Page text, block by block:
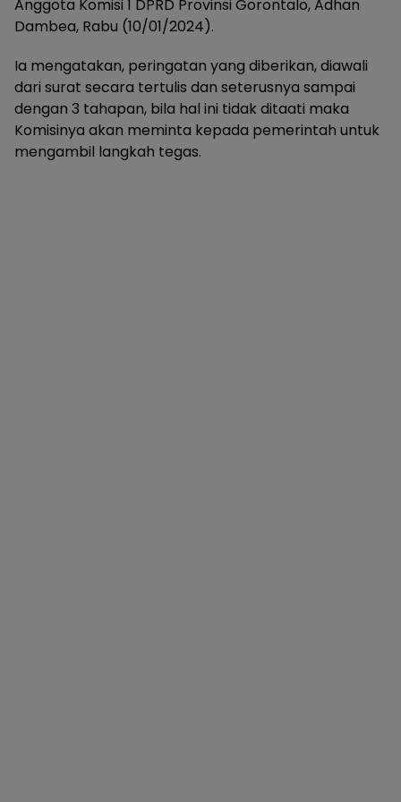
Anggota Komisi 1 DPRD Provinsi Gorontalo, Adhan
Dambea, Rabu (10/01/2024).
Ia mengatakan, peringatan yang diberikan, diawali
dari surat secara tertulis dan seterusnya sampai
dengan 3 tahapan, bila hal ini tidak ditaati maka
Komisinya akan meminta kepada pemerintah untuk
mengambil langkah tegas.